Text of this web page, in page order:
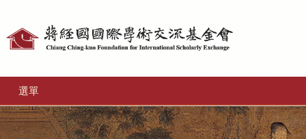
選單